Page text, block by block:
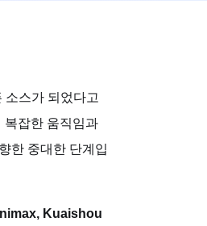
소스가 되었다고
복잡한 움직임과
한 중대한 단계입
Kuaishou